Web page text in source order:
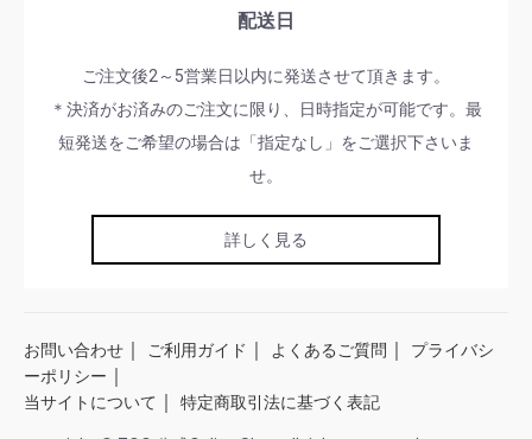
配送日
ご注文後2～5営業日以内に発送させて頂きます。
＊決済がお済みのご注文に限り、日時指定が可能です。最
短発送をご希望の場合は「指定なし」をご選択下さいま
せ。
詳しく見る
お問い合わせ ｜ ご利用ガイド ｜ よくあるご質問 ｜
プライバシ
ーポリシー ｜
当サイトについて ｜ 特定商取引法に基づく表記